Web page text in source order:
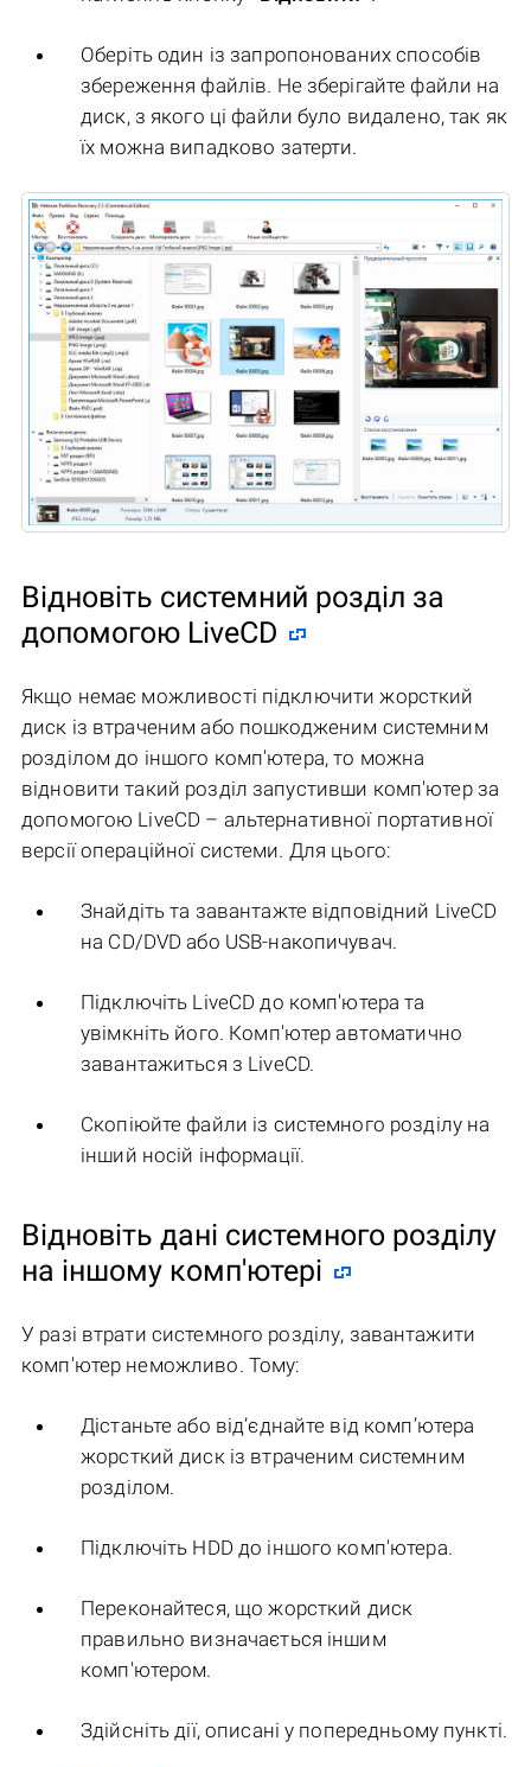
Оберіть один із запропонованих способів
збереження файлів. Не зберігайте файли на
диск, з якого ці файли було видалено, так як
їх можна випадково затерти.
Відновіть системний розділ за
допомогою LiveCD
Якщо немає можливості підключити жорсткий
диск із втраченим або пошкодженим системним
розділом до іншого комп'ютера, то можна
відновити такий розділ запустивши комп'ютер за
допомогою LiveCD – альтернативної портативної
версії операційної системи. Для цього:
Знайдіть та завантажте відповідний LiveCD
на CD/DVD або USB-накопичувач.
Підключіть LiveCD до комп'ютера та
увімкніть його. Комп'ютер автоматично
завантажиться з LiveCD.
Скопіюйте файли із системного розділу на
інший носій інформації.
Відновіть дані системного розділу
на іншому комп'ютері
У разі втрати системного розділу, завантажити
комп'ютер неможливо. Тому:
Дістаньте або від’єднайте від комп’ютера
жорсткий диск із втраченим системним
розділом.
Підключіть HDD до іншого комп'ютера.
Переконайтеся, що жорсткий диск
правильно визначається іншим
комп'ютером.
Здійсніть дії, описані у попередньому пункті.